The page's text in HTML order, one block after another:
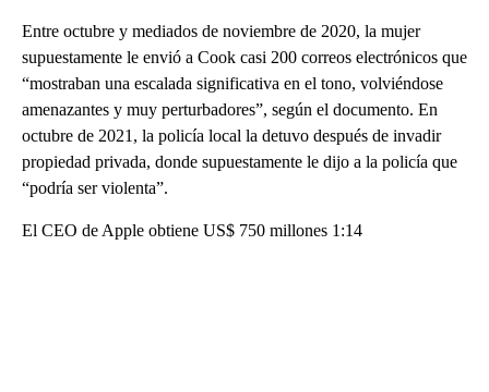
Entre octubre y mediados de noviembre de 2020, la mujer
supuestamente le envió a Cook casi 200 correos electrónicos que
“mostraban una escalada significativa en el tono, volviéndose
amenazantes y muy perturbadores”, según el documento. En
octubre de 2021, la policía local la detuvo después de invadir
propiedad privada, donde supuestamente le dijo a la policía que
“podría ser violenta”.
El CEO de Apple obtiene US$ 750 millones 1:14